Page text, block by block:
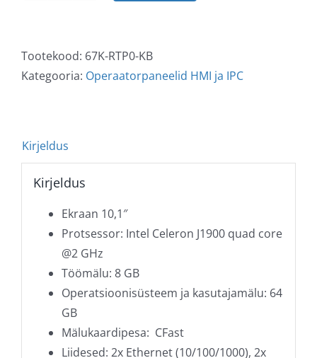
IE
kogus
Tootekood: 67K-RTP0-KB
Kategooria: Operaatorpaneelid HMI ja IPC
Kirjeldus
Kirjeldus
Ekraan 10,1″
Protsessor: Intel Celeron J1900 quad core
@2 GHz
Töömälu: 8 GB
Operatsioonisüsteem ja kasutajamälu: 64
GB
Mälukaardipesa: CFast
Liidesed: 2x Ethernet (10/100/1000), 2x